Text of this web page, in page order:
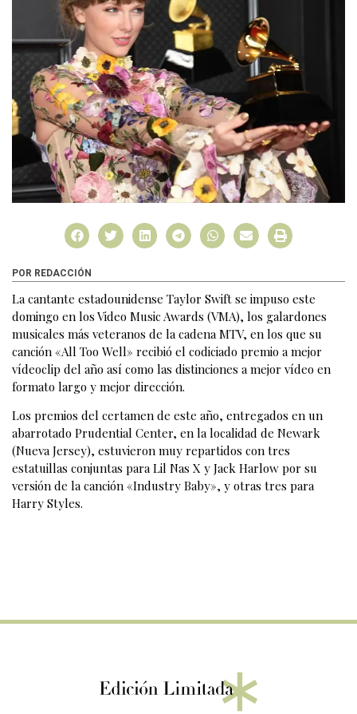
POR REDACCIÓN
La cantante estadounidense Taylor Swift se impuso este
domingo en los Video Music Awards (VMA), los galardones
musicales más veteranos de la cadena MTV, en los que su
canción «All Too Well» recibió el codiciado premio a mejor
vídeoclip del año así como las distinciones a mejor vídeo en
formato largo y mejor dirección.
Los premios del certamen de este año, entregados en un
abarrotado Prudential Center, en la localidad de Newark
(Nueva Jersey), estuvieron muy repartidos con tres
estatuillas conjuntas para Lil Nas X y Jack Harlow por su
versión de la canción «Industry Baby», y otras tres para
Harry Styles.